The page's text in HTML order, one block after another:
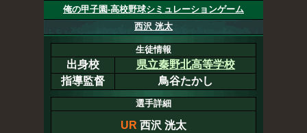
俺の甲子園-高校野球シミュレーションゲーム
西沢 洸太
生徒情報
出身校
県立秦野北高等学校
指導監督
鳥谷たかし
選手詳細
UR 西沢 洸太